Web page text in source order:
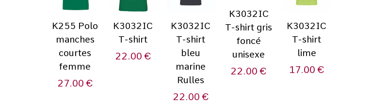
K255 Polo
manches
courtes
femme
27.00€
K3032IC
T-shirt
22.00€
K3032IC
T-shirt
bleu
marine
Rulles
22.00€
K3032IC
T-shirt gris
foncé
unisexe
22.00€
K3032IC
T-shirt
lime
17.00€